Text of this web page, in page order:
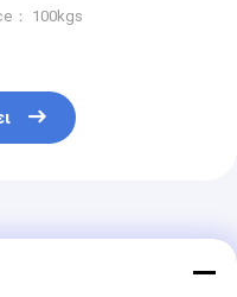
： 100kgs